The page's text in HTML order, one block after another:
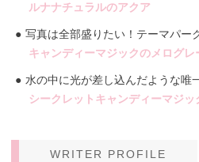
ルナナチュラルのアクア
写真は全部盛りたい！テーマパー
キャンディーマジックのメログレ
水の中に光が差し込んだような唯
シークレットキャンディーマジ
WRITER PROFILE